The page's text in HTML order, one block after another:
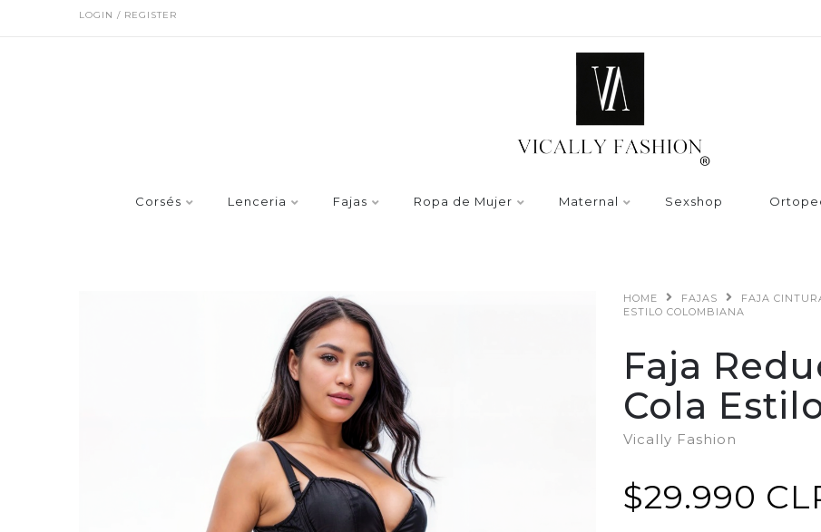
LOGIN / REGISTER
Corsés Lenceria Fajas Ropa de Mujer Maternal Sexshop
HOME FAJAS FAJA
ESTILO COLOMBIANA
Faja
Cola
Vically Fashion
$29.990